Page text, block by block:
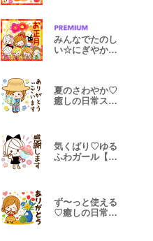
みんなでたのし
い☆にぎやかお
夏のさわやか♡
癒しの日常スタ
気くばり♡ゆる
ふわガール【丁
ず〜っと使える
♡癒しの日常ス